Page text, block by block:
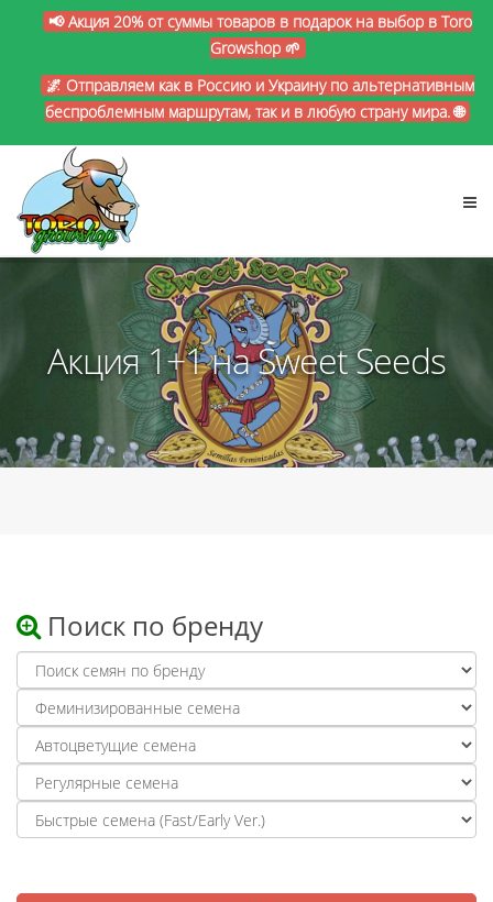
📢 Акция 20% от суммы товаров в подарок на выбор в Toro
Growshop 🌱
🌌 Отправляем как в Россию и Украину по альтернативным
беспроблемным маршрутам, так и в любую страну мира. 🌐
Акция 1+1 на Sweet Seeds
Поиск по бренду